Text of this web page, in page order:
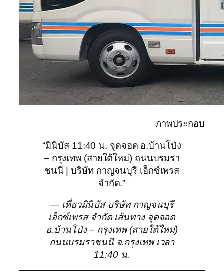
ภาพประกอบ
“มินิบัส 11:40 น. จุดจอด อ.บ้านโป่ง
– กรุงเทพ (สายใต้ใหม่) ถนนบรมรา
ชนนี | บริษัท กาญจนบุรี เอ็กซ์เพรส
จำกัด.”
— เที่ยวมินิบัส บริษัท กาญจนบุรี
เอ็กซ์เพรส จำกัด เส้นทาง จุดจอด
อ.บ้านโป่ง – กรุงเทพ (สายใต้ใหม่)
ถนนบรมราชนนี จ.กรุงเทพ เวลา
11:40 น.